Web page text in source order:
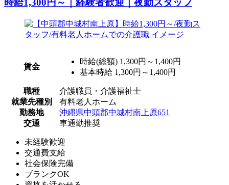
時給1,300円～｜経験者歓迎｜夜勤スタッフ
賃金
時給(総額) 1,300円～1,400円
基本時給 1,300円～1,400円
職種
介護職員・介護福祉士
就業先種別
有料老人ホーム
勤務地
沖縄県中頭郡中城村南上原651
交通
車通勤推奨
未経験歓迎
交通費支給
社会保険完備
ブランクOK